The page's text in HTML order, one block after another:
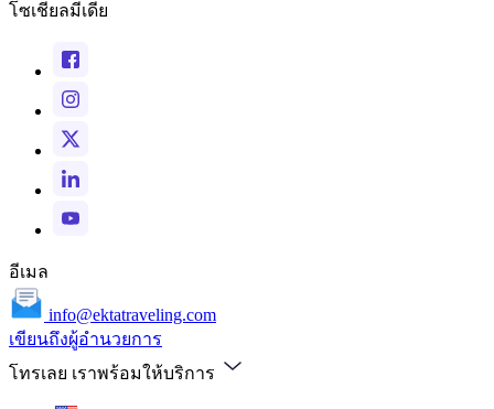
โซเชียลมีเดีย
อีเมล
info@ektatraveling.com
เขียนถึงผู้อำนวยการ
โทรเลย เราพร้อมให้บริการ